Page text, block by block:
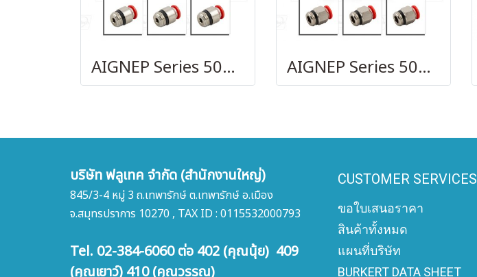
AIGNEP Series 50010 AIGNEP Series 50000
บริษัท ฟลูเทค จำกัด (สำนักงานใหญ่)
845/3-4 หมู่ 3 ถ.เทพารักษ์ ต.เทพารักษ์ อ.เมือง
จ.สมุทรปราการ 10270 , TAX ID : 0115532000793
Tel. 02-384-6060 ต่อ 402 (คุณนุ้ย) 409
(คุณเยาว์) 410 (คุณวรรณ)
CUSTOMER SERVICES
ขอใบเสนอราคา
สินค้าทั้งหมด
แผนที่บริษัท
BURKERT DATA SHEET